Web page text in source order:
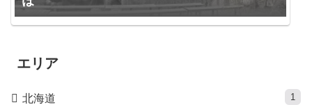
エリア
北海道 1